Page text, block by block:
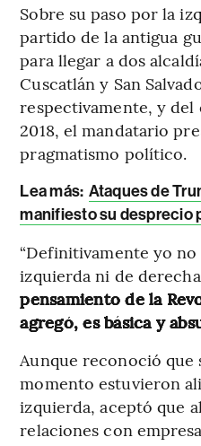
Sobre su paso por la
partido de la antigua
para llegar a dos
Cuscatlán y San
respectivamente, y del
2018, el mandatario
pragmatismo político.
Lea más: Ataques de
manifiesto su desprecio
“Definitivamente yo
izquierda ni de
pensamiento de la
agregó, es básica y
Aunque reconoció que
momento estuvieron
izquierda, aceptó que
relaciones con